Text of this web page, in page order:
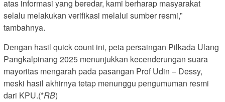
atas informasi yang beredar, kami berharap masyarakat
selalu melakukan verifikasi melalui sumber resmi,”
tambahnya.
Dengan hasil quick count ini, peta persaingan Pilkada Ulang
Pangkalpinang 2025 menunjukkan kecenderungan suara
mayoritas mengarah pada pasangan Prof Udin – Dessy,
meski hasil akhirnya tetap menunggu pengumuman resmi
dari KPU.(*RB)